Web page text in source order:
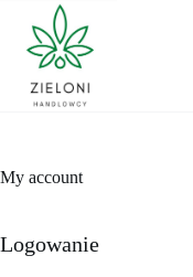
treści
My account
Logowanie